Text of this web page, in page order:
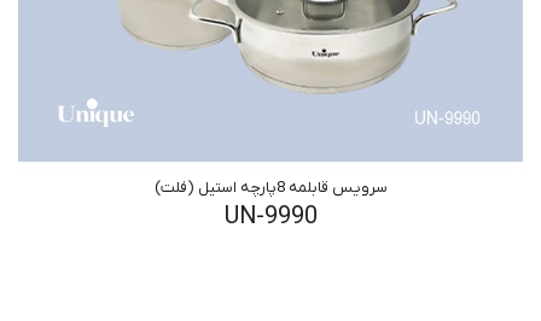
سرویس قابلمه 8پارچه استیل (فلت)
UN-9990